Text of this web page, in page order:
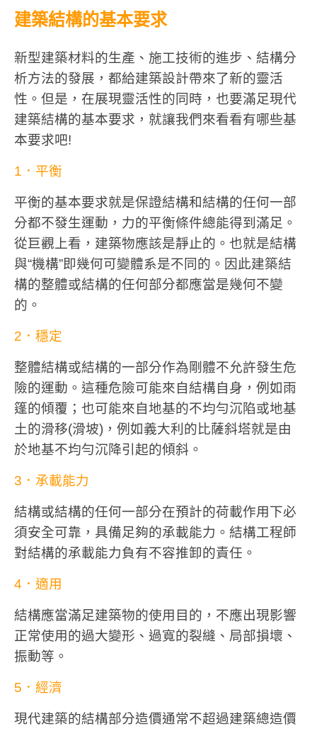
建築結構的基本要求
新型建築材料的生產、施工技術的進步、結構分
析方法的發展，都給建築設計帶來了新的靈活
性。但是，在展現靈活性的同時，也要滿足現代
建築結構的基本要求，就讓我們來看看有哪些基
本要求吧!
1．平衡
平衡的基本要求就是保證結構和結構的任何一部
分都不發生運動，力的平衡條件總能得到滿足。
從巨觀上看，建築物應該是靜止的。也就是結構
與“機構”即幾何可變體系是不同的。因此建築結
構的整體或結構的任何部分都應當是幾何不變
的。
2．穩定
整體結構或結構的一部分作為剛體不允許發生危
險的運動。這種危險可能來自結構自身，例如雨
篷的傾覆；也可能來自地基的不均勻沉陷或地基
土的滑移(滑坡)，例如義大利的比薩斜塔就是由
於地基不均勻沉降引起的傾斜。
3．承載能力
結構或結構的任何一部分在預計的荷載作用下必
須安全可靠，具備足夠的承載能力。結構工程師
對結構的承載能力負有不容推卸的責任。
4．適用
結構應當滿足建築物的使用目的，不應出現影響
正常使用的過大變形、過寬的裂縫、局部損壞、
振動等。
5．經濟
現代建築的結構部分造價通常不超過建築總造價